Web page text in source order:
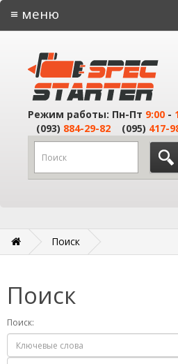
≡ меню
Режим работы: Пн-Пт 9:00 -
(093) 884-29-82 (095) 417-
Поиск
Поиск
Поиск: